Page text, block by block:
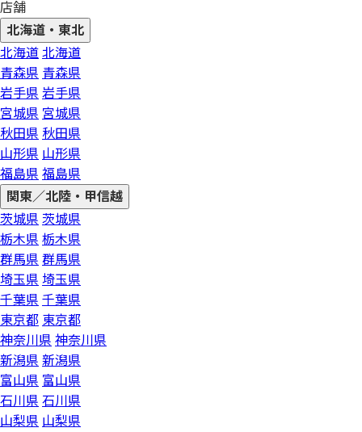
店舗
北海道・東北
北海道 北海道
青森県 青森県
岩手県 岩手県
宮城県 宮城県
秋田県 秋田県
山形県 山形県
福島県 福島県
関東／北陸・甲信越
茨城県 茨城県
栃木県 栃木県
群馬県 群馬県
埼玉県 埼玉県
千葉県 千葉県
東京都 東京都
神奈川県 神奈川県
新潟県 新潟県
富山県 富山県
石川県 石川県
山梨県 山梨県